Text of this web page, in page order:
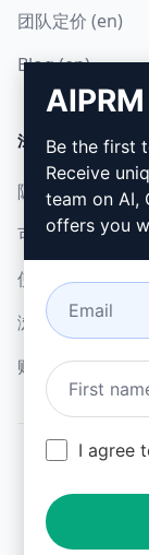
团队定价 (en)
Blog (en)
法律
隐私政策 (en)
可接受使用政策
使用条款 (en)
浏览器扩展术语
账单条款 (en)
All logos,
AIPRM and
Be the first
Receive
team on AI,
offers you
I agree